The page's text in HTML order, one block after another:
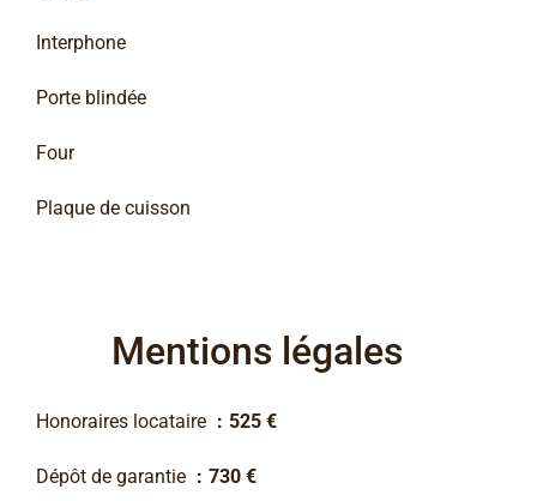
Interphone
Porte blindée
Four
Plaque de cuisson
Mentions légales
Honoraires locataire 525 €
Dépôt de garantie 730 €